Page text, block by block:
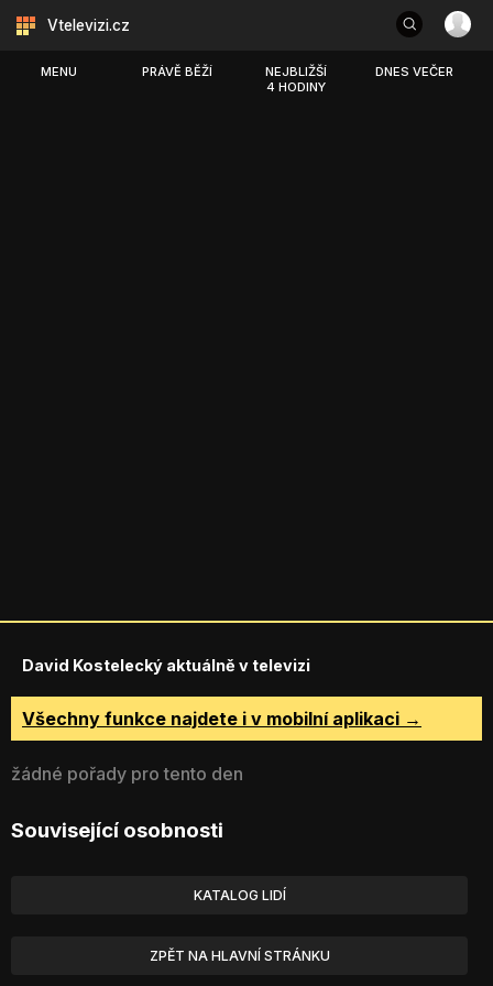
Vtelevizi.cz
MENU PRÁVĚ BĚŽÍ
NEJBLIŽŠÍ
4 HODINY
DNES VEČER
David Kostelecký aktuálně v televizi
Všechny funkce najdete i v mobilní aplikaci →
žádné pořady pro tento den
Související osobnosti
KATALOG LIDÍ
ZPĚT NA HLAVNÍ STRÁNKU